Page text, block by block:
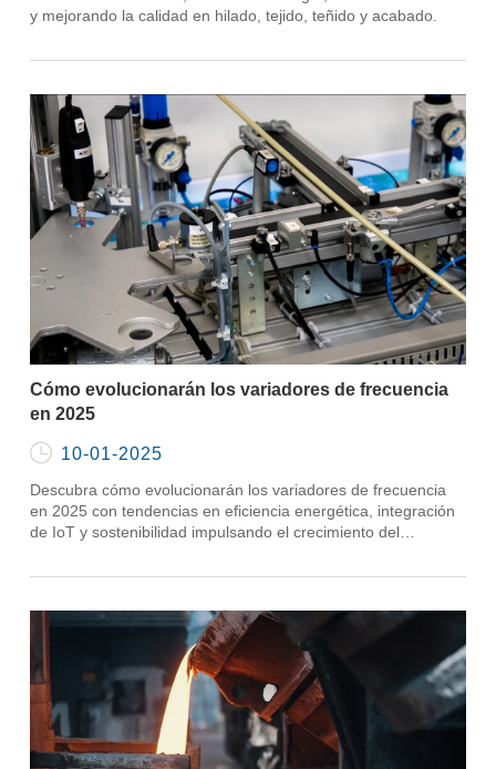
y mejorando la calidad en hilado, tejido, teñido y acabado.
Cómo evolucionarán los variadores de frecuencia
en 2025
 10-01-2025
Descubra cómo evolucionarán los variadores de frecuencia
en 2025 con tendencias en eficiencia energética, integración
de IoT y sostenibilidad impulsando el crecimiento del